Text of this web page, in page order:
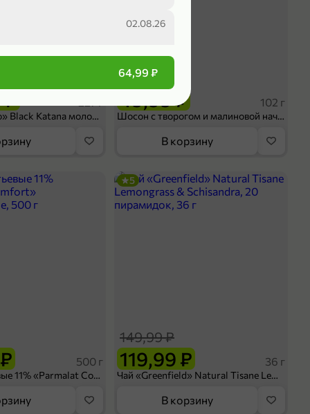
02.08.26
02.06.26
начинка! Детям понравились!
Moxie jelly
64,99 ₽
₽
Кофе «Bushido» Black Katana молотый, 227 г
49,99 ₽
59,99 ₽
102 г
Шосон с творогом и малиновой начинкой, 102 г
В корзину
500 г
Сливки питьевые 11% «Parmalat Comfort» безлактозные, 500 г
119,99 ₽
149,99 ₽
36 г
Чай «Greenfield» Natural Tisane Lemongrass & Schisandra, 20 пирамидок, 36 г
5
В корзину